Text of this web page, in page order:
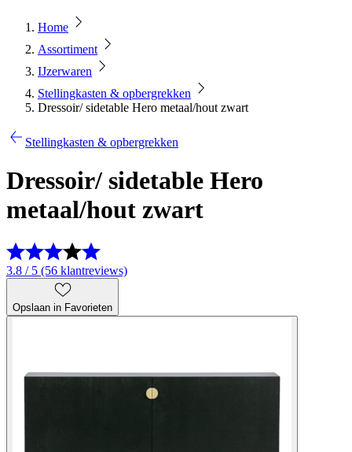
Home
Assortiment
IJzerwaren
Stellingkasten & opbergrekken
Dressoir/ sidetable Hero metaal/hout zwart
Stellingkasten & opbergrekken
Dressoir/ sidetable Hero
metaal/hout zwart
3.8 / 5 (56 klantreviews)
Opslaan in Favorieten